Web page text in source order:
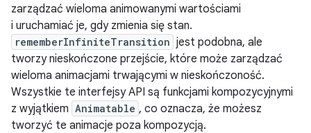
zarządzać wieloma animowanymi wartościami
i uruchamiać je, gdy zmienia się stan.
rememberInfiniteTransition jest podobna, ale
tworzy nieskończone przejście, które może zarządzać
wieloma animacjami trwającymi w nieskończoność.
Wszystkie te interfejsy API są funkcjami kompozycyjnymi
z wyjątkiem Animatable , co oznacza, że możesz
tworzyć te animacje poza kompozycją.